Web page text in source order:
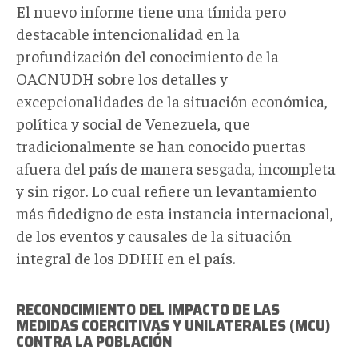
El nuevo informe tiene una tímida pero
destacable intencionalidad en la
profundización del conocimiento de la
OACNUDH sobre los detalles y
excepcionalidades de la situación económica,
política y social de Venezuela, que
tradicionalmente se han conocido puertas
afuera del país de manera sesgada, incompleta
y sin rigor. Lo cual refiere un levantamiento
más fidedigno de esta instancia internacional,
de los eventos y causales de la situación
integral de los DDHH en el país.
RECONOCIMIENTO DEL IMPACTO DE LAS
MEDIDAS COERCITIVAS Y UNILATERALES (MCU)
CONTRA LA POBLACIÓN